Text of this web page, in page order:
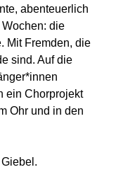
abenteuerlich
die
Mit Fremden, die
sind. Auf die
ein Chorprojekt
Ohr und in den